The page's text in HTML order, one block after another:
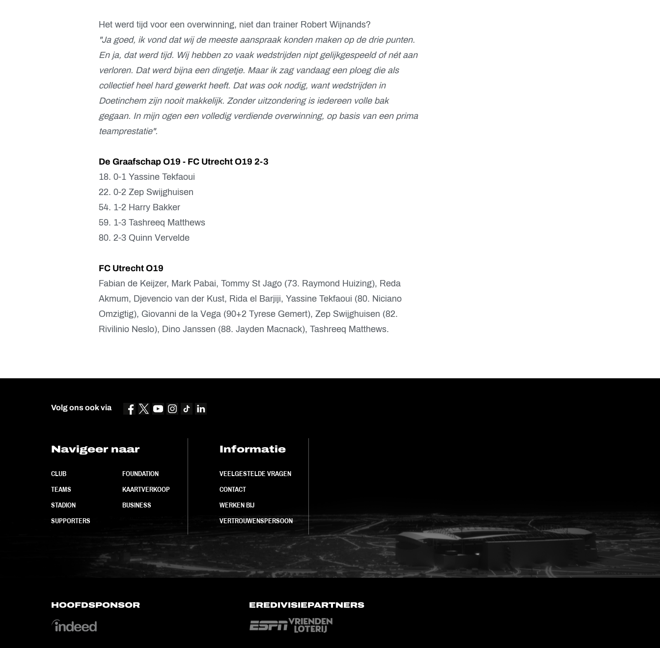
Het werd tijd voor een overwinning, niet dan trainer Robert Wijnands?
"Ja goed, ik vond dat wij de meeste aanspraak konden maken op de drie punten.
En ja, dat werd tijd. Wij hebben zo vaak wedstrijden nipt gelijkgespeeld of nét aan
verloren. Dat werd bijna een dingetje. Maar ik zag vandaag een ploeg die als
collectief heel hard gewerkt heeft. Dat was ook nodig, want wedstrijden in
Doetinchem zijn nooit makkelijk. Zonder uitzondering is iedereen volle bak
gegaan. In mijn ogen een volledig verdiende overwinning, op basis van een prima
teamprestatie".
De Graafschap O19 - FC Utrecht O19 2-3
18. 0-1 Yassine Tekfaoui
22. 0-2 Zep Swijghuisen
54. 1-2 Harry Bakker
59. 1-3 Tashreeq Matthews
80. 2-3 Quinn Vervelde
FC Utrecht O19
Fabian de Keijzer, Mark Pabai, Tommy St Jago (73. Raymond Huizing), Reda
Akmum, Djevencio van der Kust, Rida el Barjiji, Yassine Tekfaoui (80. Niciano
Omzigtig), Giovanni de la Vega (90+2 Tyrese Gemert), Zep Swijghuisen (82.
Rivilinio Neslo), Dino Janssen (88. Jayden Macnack), Tashreeq Matthews.
Volg ons ook via
Navigeer naar
CLUB
TEAMS
STADION
SUPPORTERS
FOUNDATION
KAARTVERKOOP
BUSINESS
Informatie
VEELGESTELDE VRAGEN
CONTACT
WERKEN BIJ
VERTROUWENSPERSOON
HOOFDSPONSOR EREDIVISIEPARTNERS